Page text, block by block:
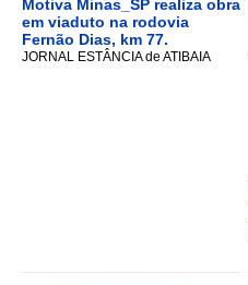
Motiva Minas_SP realiza obra
em viaduto na rodovia
Fernão Dias, km 77.
JORNAL ESTÂNCIA de ATIBAIA